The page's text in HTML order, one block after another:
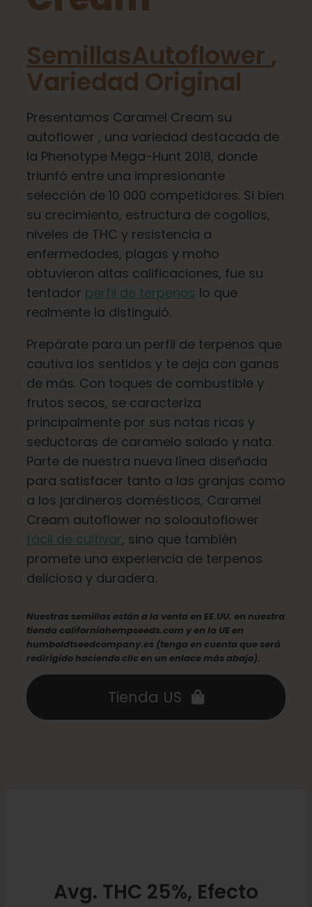
Aprenda
Pulse
Caza de fenotipos
Preservación de la genética caribeña
Póngase en contacto con
Tienda
Buscar:
SemillasAutoflower ,
Variedad Original
Presentamos Caramel Cream su
autoflower , una variedad destacada de
la Phenotype Mega-Hunt 2018, donde
triunfó entre una impresionante
selección de 10 000 competidores. Si bien
su crecimiento, estructura de cogollos,
niveles de THC y resistencia a
enfermedades, plagas y moho
obtuvieron altas calificaciones, fue su
tentador perfil de terpenos lo que
realmente la distinguió.
Prepárate para un perfil de terpenos que
cautiva los sentidos y te deja con ganas
de más. Con toques de combustible y
frutos secos, se caracteriza
principalmente por sus notas ricas y
seductoras de caramelo salado y nata.
Parte de nuestra nueva línea diseñada
para satisfacer tanto a las granjas como
a los jardineros domésticos, Caramel
Cream autoflower no soloautoflower
fácil de cultivar, sino que también
promete una experiencia de terpenos
deliciosa y duradera.
Nuestras semillas están a la venta en EE.UU. en nuestra
tienda californiahempseeds.com y en la UE en
humboldtseedcompany.es (tenga en cuenta que será
redirigido haciendo clic en un enlace más abajo).
Tienda US
Avg. THC 25%, Efecto